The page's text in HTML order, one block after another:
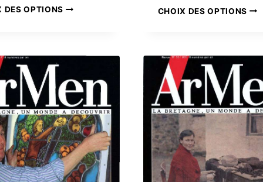
DES OPTIONS
plusieurs
Les
options
peuvent
être
choisies
sur
CHOIX DES OPTIONS